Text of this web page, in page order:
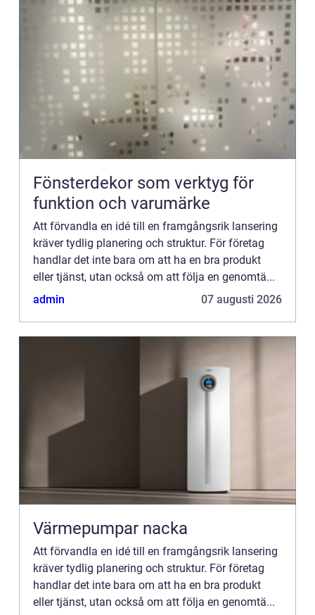
Fönsterdekor som verktyg för
funktion och varumärke
Att förvandla en idé till en framgångsrik lansering
kräver tydlig planering och struktur. För företag
handlar det inte bara om att ha en bra produkt
eller tjänst, utan också om att följa en genomtä...
admin
07 augusti 2026
Värmepumpar nacka
Att förvandla en idé till en framgångsrik lansering
kräver tydlig planering och struktur. För företag
handlar det inte bara om att ha en bra produkt
eller tjänst, utan också om att följa en genomtä...